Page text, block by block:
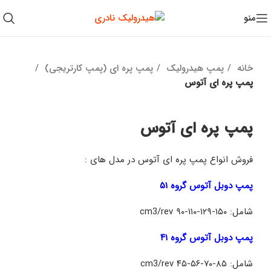
منو
خانه پمپ هیدرولیک
پمپ پره ای (پمپ کارتریجی)
پمپ پره ای آتوس
پمپ پره ای آتوس
فروش انواع پمپ پره ای آتوس در مدل های :
پمپ دوبل آتوس گروه ۵۱
شامل: ۱۵۰-۱۲۹-۱۱۰-۹۰ cm3/rev
پمپ دوبل آتوس گروه ۴۱
شامل: ۸۵-۷۰-۵۶-۴۵ cm3/rev